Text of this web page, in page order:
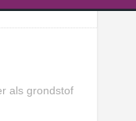
als grondstof